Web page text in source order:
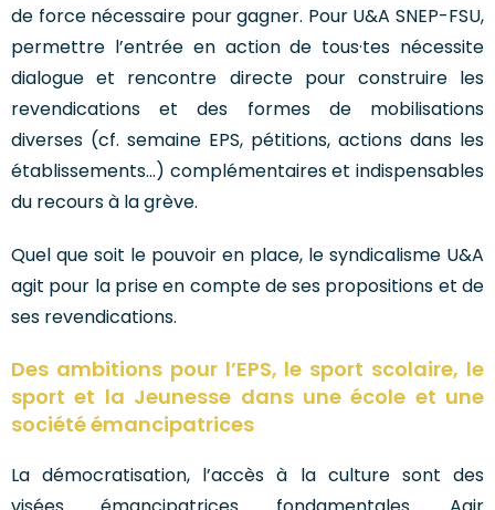
de force nécessaire pour gagner. Pour U&A SNEP-FSU,
permettre l’entrée en action de tous·tes nécessite
dialogue et rencontre directe pour construire les
revendications et des formes de mobilisations
diverses (cf. semaine EPS, pétitions, actions dans les
établissements…) complémentaires et indispensables
du recours à la grève.
Quel que soit le pouvoir en place, le syndicalisme U&A
agit pour la prise en compte de ses propositions et de
ses revendications.
Des ambitions pour l’EPS, le sport scolaire, le
sport et la Jeunesse dans une école et une
société émancipatrices
La démocratisation, l’accès à la culture sont des